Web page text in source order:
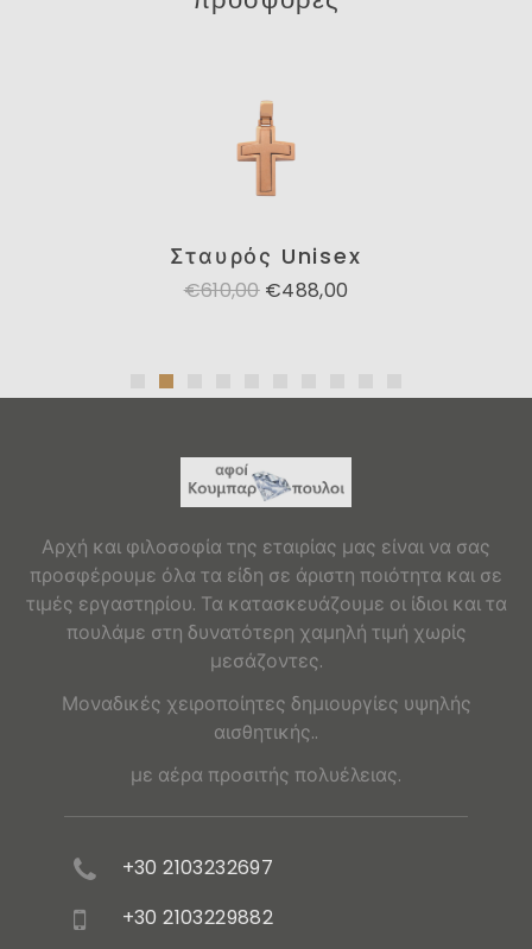
Σταυρός Unisex
€610,00 €488,00
Αρχή και φιλοσοφία της εταιρίας μας είναι να σας
προσφέρουμε όλα τα είδη σε άριστη ποιότητα και σε
τιμές εργαστηρίου. Τα κατασκευάζουμε οι ίδιοι και τα
πουλάμε στη δυνατότερη χαμηλή τιμή χωρίς
μεσάζοντες.
Μοναδικές χειροποίητες δημιουργίες υψηλής
αισθητικής..
με αέρα προσιτής πολυέλειας.
+30 2103232697
+30 2103229882